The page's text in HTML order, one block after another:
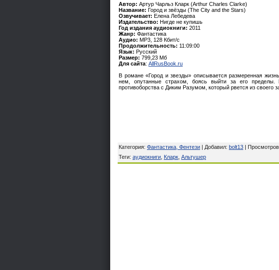
Автор: Артур Чарльз Кларк (Arthur Charles Clarke)
Название: Город и звёзды (The City and the Stars)
Озвучивает: Елена Лебедева
Издательство: Нигде не купишь
Год издания аудиокниги: 2011
Жанр: Фантастика
Аудио: MP3, 128 Кбит/с
Продолжительность: 11:09:00
Язык: Русский
Размер: 799,23 Мб
Для сайта: AllRusBook.ru
В романе «Город и звезды» описывается размеренная
нем, опутанные страхом, боясь выйти за его
противоборства с Диким Разумом, который рвется из своего
Категория: Фантастика, Фентези | Добавил: bolt13 | Просмотров
Теги: аудиокниги Кларк Альтушер